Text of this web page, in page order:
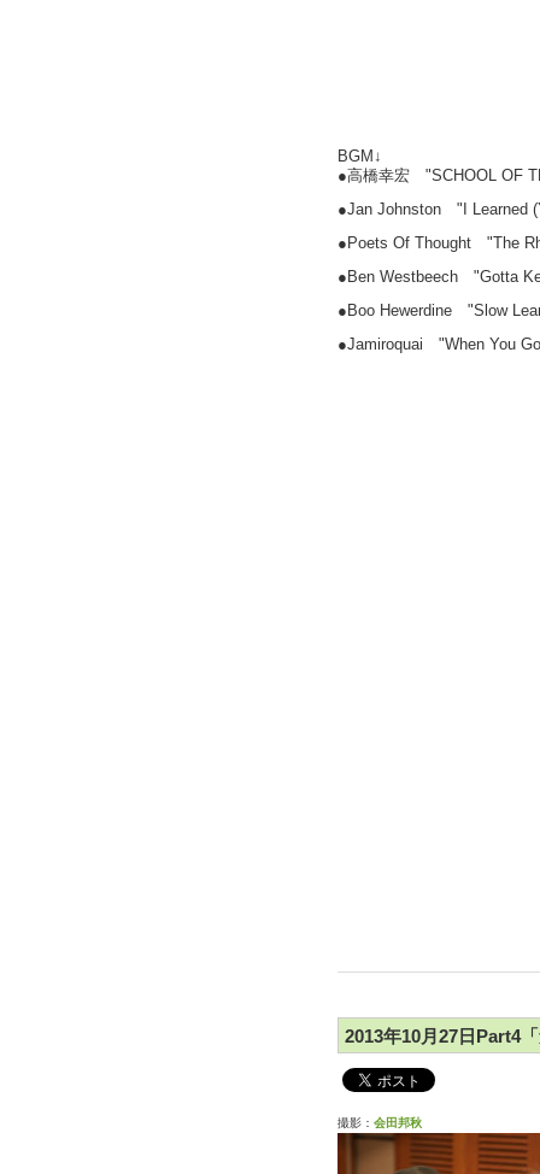
BGM↓
●高橋幸宏 "SCHOOL OF
●Jan Johnston "I Learned
●Poets Of Thought "The
●Ben Westbeech "Gotta
●Boo Hewerdine "Slow
●Jamiroquai "When You
2013年10月27日Part4
撮影： 会田邦秋